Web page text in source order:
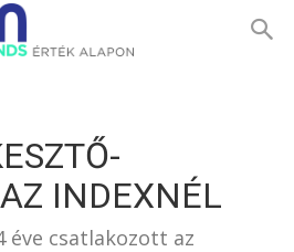
INDEXNÉL
éve csatlakozott az